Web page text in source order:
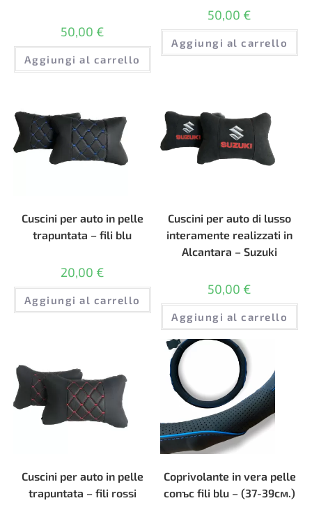
50,00 €
Aggiungi al carrello
50,00 €
Aggiungi al carrello
Cuscini per auto in pelle
trapuntata – fili blu
20,00 €
Aggiungi al carrello
Cuscini per auto di lusso
interamente realizzati in
Alcantara – Suzuki
50,00 €
Aggiungi al carrello
Cuscini per auto in pelle
trapuntata – fili rossi
Coprivolante in vera pelle
conъс fili blu – (37-39см.)